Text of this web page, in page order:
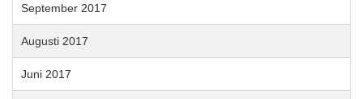
September 2017
Augusti 2017
Juni 2017